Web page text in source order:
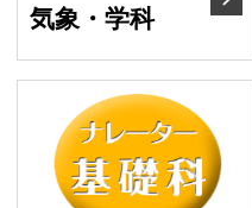
気象・学科